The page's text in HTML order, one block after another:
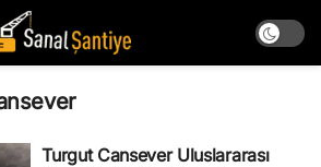
Turgut Cansever Uluslararası